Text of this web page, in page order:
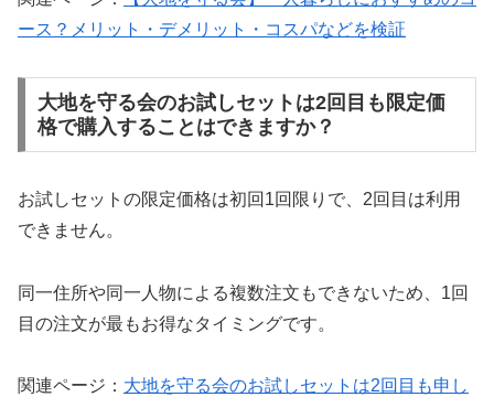
ース？メリット・デメリット・コスパなどを検証
大地を守る会のお試しセットは2回目も限定価
格で購入することはできますか？
お試しセットの限定価格は初回1回限りで、2回目は利用
できません。
同一住所や同一人物による複数注文もできないため、1回
目の注文が最もお得なタイミングです。
関連ページ： 大地を守る会のお試しセットは2回目も申し